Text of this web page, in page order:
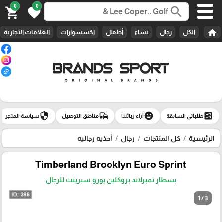
search
0
favorite
0
shopping_cart
home الكل رجال نساء أطفال اكسسوارات العلامات التجارية
ballotطلباتي السابقة emoji_emotionsآراء زبائننا commuteمناطق التوصيل securityسياسة المتجر
الرئيسية كل المنتجات رجال أحذيه رجاليه
Timberland Brooklyn Euro Sprint
بسطار تمبرلاند بروكلين يورو سبرينت للرجال
1 / 3